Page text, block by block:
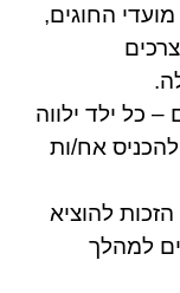
החוגים,
כל ילד ילווה
אח/ות
להוציא
למהלך